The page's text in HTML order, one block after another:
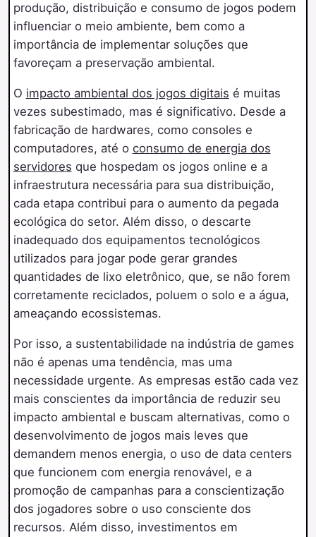
produção, distribuição e consumo de jogos podem
influenciar o meio ambiente, bem como a
importância de implementar soluções que
favoreçam a preservação ambiental.
O impacto ambiental dos jogos digitais é muitas
vezes subestimado, mas é significativo. Desde a
fabricação de hardwares, como consoles e
computadores, até o consumo de energia dos
servidores que hospedam os jogos online e a
infraestrutura necessária para sua distribuição,
cada etapa contribui para o aumento da pegada
ecológica do setor. Além disso, o descarte
inadequado dos equipamentos tecnológicos
utilizados para jogar pode gerar grandes
quantidades de lixo eletrônico, que, se não forem
corretamente reciclados, poluem o solo e a água,
ameaçando ecossistemas.
Por isso, a sustentabilidade na indústria de games
não é apenas uma tendência, mas uma
necessidade urgente. As empresas estão cada vez
mais conscientes da importância de reduzir seu
impacto ambiental e buscam alternativas, como o
desenvolvimento de jogos mais leves que
demandem menos energia, o uso de data centers
que funcionem com energia renovável, e a
promoção de campanhas para a conscientização
dos jogadores sobre o uso consciente dos
recursos. Além disso, investimentos em